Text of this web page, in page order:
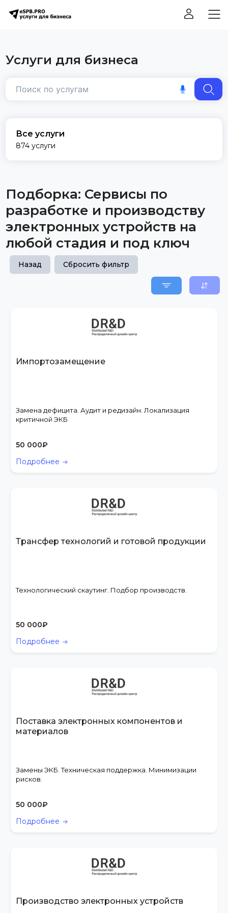
Услуги для бизнеса
Все услуги
874 услуги
Подборка: Сервисы по
разработке и производству
электронных устройств на
любой стадия и под ключ
Назад Сбросить фильтр
Импортозамещение
Замена дефицита. Аудит и редизайн. Локализация
критичной ЭКБ
50 000₽
Подробнее
Трансфер технологий и готовой продукции
Технологический скаутинг. Подбор производств.
50 000₽
Подробнее
Поставка электронных компонентов и
материалов
Замены ЭКБ. Техническая поддержка. Минимизации
рисков.
50 000₽
Подробнее
Производство электронных устройств